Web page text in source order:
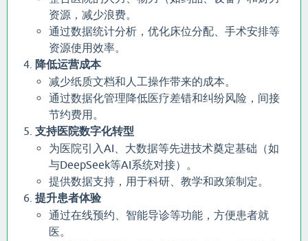
资源，减少浪费。
通过数据统计分析，优化床位分配、手术安排等
资源使用效率。
降低运营成本
减少纸质文档和人工操作带来的成本。
通过数据化管理降低医疗差错和纠纷风险，间接
节约费用。
支持医院数字化转型
为医院引入AI、大数据等先进技术奠定基础（如
与DeepSeek等AI系统对接）。
提供数据支持，用于科研、教学和政策制定。
提升患者体验
通过在线预约、智能导诊等功能，方便患者就
医。